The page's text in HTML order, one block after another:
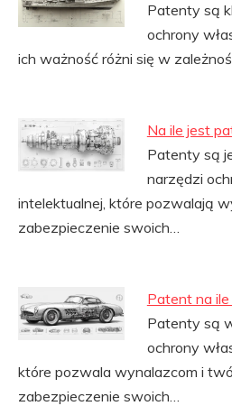
Patenty są
ochrony
ich ważność różni się w
Na ile jest
Patenty są
narzędzi
intelektualnej, które pozwalają
zabezpieczenie swoich…
Patent na ile
Patenty są
ochrony
które pozwala wynalazcom i
zabezpieczenie swoich…